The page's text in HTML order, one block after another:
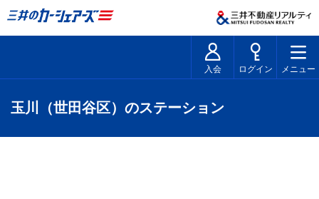
入会 ログイン メニュー
玉川（世田谷区）のステーション